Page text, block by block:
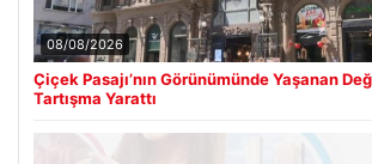
08/08/2026
Çiçek Pasajı’nın Görünümünde Yaşanan
Tartışma Yarattı